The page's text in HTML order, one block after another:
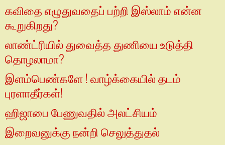
கவிதை எழுதுவதைப் பற்றி இஸ்லாம் என்ன
கூறுகிறது?
லாண்ட்ரியில் துவைத்த துணியை உடுத்தி
தொழலாமா?
இளம்பெண்களே ! வாழ்க்கையில் தடம்
புரளாதீர்கள்!
ஹிஜாபை பேணுவதில் அலட்சியம்
இறைவனுக்கு நன்றி செலுத்துதல்